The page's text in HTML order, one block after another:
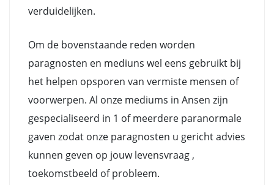
verduidelijken.
Om de bovenstaande reden worden
paragnosten en mediuns wel eens gebruikt bij
het helpen opsporen van vermiste mensen of
voorwerpen. Al onze mediums in Ansen zijn
gespecialiseerd in 1 of meerdere paranormale
gaven zodat onze paragnosten u gericht advies
kunnen geven op jouw levensvraag ,
toekomstbeeld of probleem.